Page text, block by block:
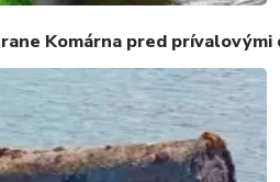
Komárna pred